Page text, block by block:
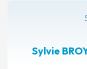
Sylvie